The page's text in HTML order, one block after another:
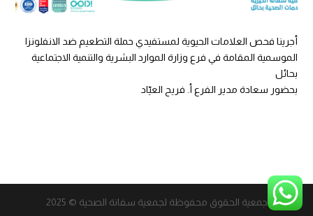
أجرينا فحص العلامات الحيوية لمستفيدي حملة التطعيم ضد الانفلونزا
الموسمية المقامة في فرع وزارة الموارد البشرية والتنمية الاجتماعية
بحائل
بحضور سعادة مدير الفرع أ. فريح العيّاد
جمعية الحقوق محفوظة لجمعية سفانة الصحية © 2025